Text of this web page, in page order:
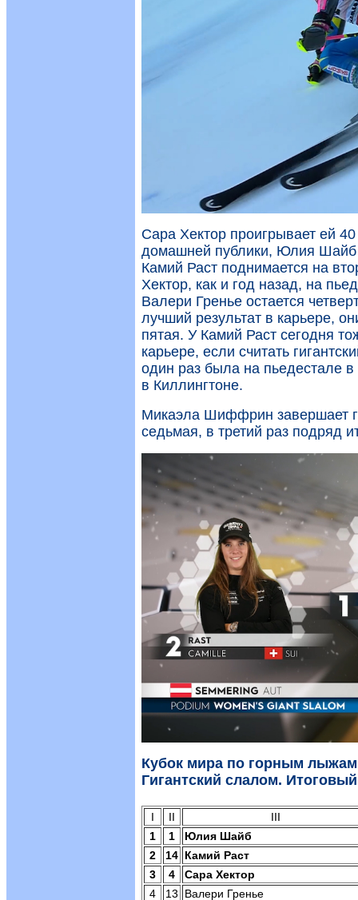
Сара Хектор проигрывает ей
домашней публики, Юлия Шайб
Камий Раст поднимается на
Хектор, как и год назад, на
Валери Гренье остается
лучший результат в карьере,
пятая. У Камий Раст сегодня
карьере, если считать
один раз была на пьедестале в
в Киллингтоне.
Микаэла Шиффрин завершает
седьмая, в третий раз подряд
Кубок мира по горным
Гигантский слалом.
I II
III
1
1
Юлия Шайб
2
14 Камий Раст
3
4
Сара Хектор
4
13 Валери Гренье